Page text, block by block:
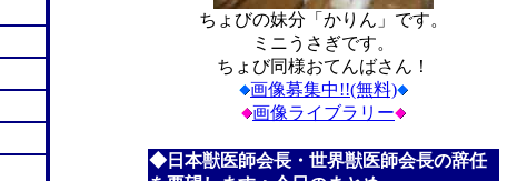
ちょびの妹分「かりん」です。
ミニうさぎです。
ちょび同様おてんばさん！
画像募集中!!(無料)
画像ライブラリー
◆日本獣医師会長・世界獣医師会長の辞任